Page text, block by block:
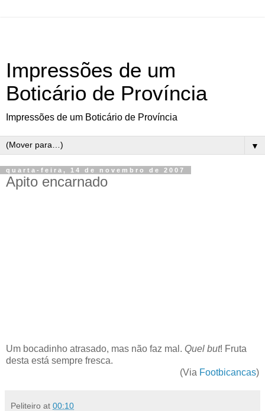
Impressões de um
Boticário de Província
Impressões de um Boticário de Província
▼
quarta-feira, 14 de novembro de 2007
Apito encarnado
Um bocadinho atrasado, mas não faz mal. Quel but! Fruta
desta está sempre fresca.
(Via Footbicancas)
Peliteiro at 00:10